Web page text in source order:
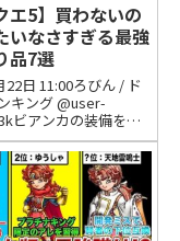
エ5】買わないの
いなさすぎる最強
品7選
22日 11:00ろびん / ド
キング @user-
ビアンカの装備を全
っ裸にさせた挙句肉
人公は人の心ないん
くなる。2024年1月26
いね1件 返信...